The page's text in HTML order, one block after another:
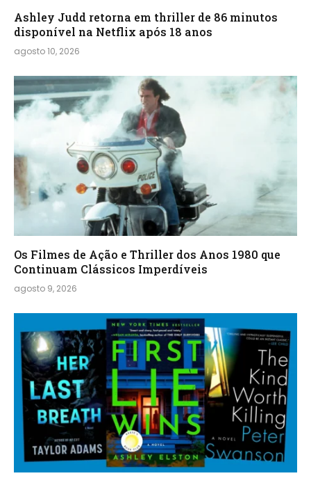
Ashley Judd retorna em thriller de 86 minutos
disponível na Netflix após 18 anos
agosto 10, 2026
Os Filmes de Ação e Thriller dos Anos 1980 que
Continuam Clássicos Imperdíveis
agosto 9, 2026